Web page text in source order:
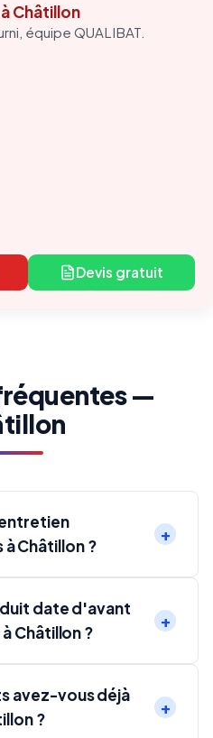
Châtillon
équipe QUALIBAT.
Devis gratuit
—
Châtillon ?
date d'avant
Châtillon ?
avez-vous déjà
?